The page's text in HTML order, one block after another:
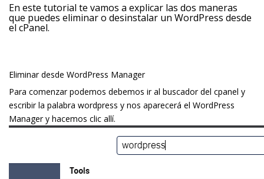
En este tutorial te vamos a explicar las dos maneras
que puedes eliminar o desinstalar un WordPress desde
el cPanel.
Eliminar desde WordPress Manager
Para comenzar podemos debemos ir al buscador del cpanel y
escribir la palabra wordpress y nos aparecerá el WordPress
Manager y hacemos clic allí.